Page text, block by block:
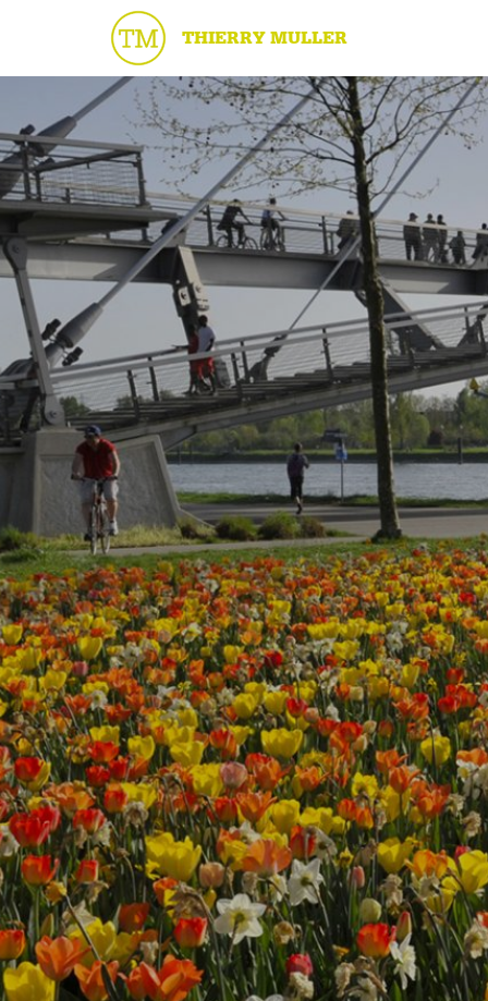
THIERRY MULLER